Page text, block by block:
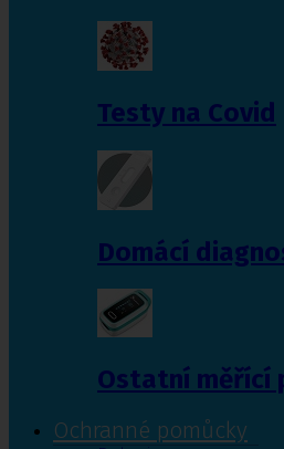
Testy na Covid
Domácí
Ostatní měřící
Ochranné pomůcky